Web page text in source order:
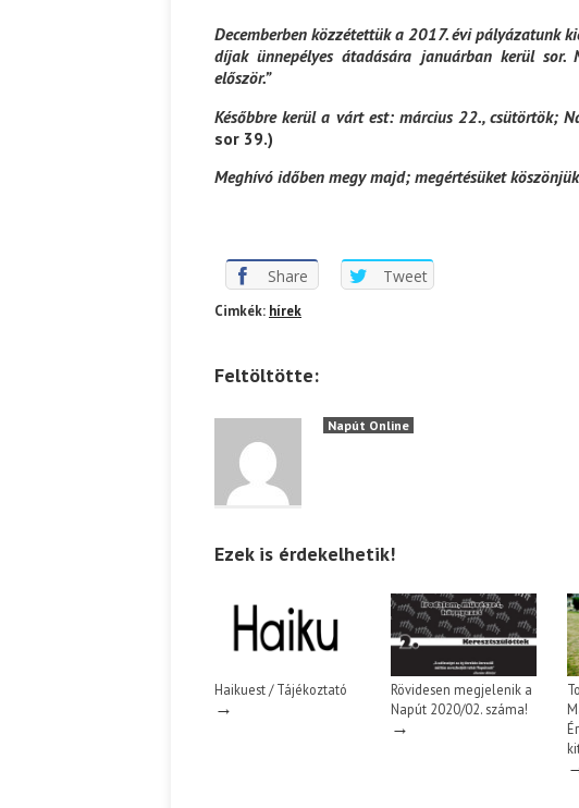
Decemberben közzétettük a 2017. évi pályázatunk
díjak ünnepélyes átadására januárban kerül
először.”
Későbbre kerül a várt est: március 22., csütörtök;
sor 39.)
Meghívó időben megy majd; megértésüket
Share Tweet
Cimkék: hírek
Feltöltötte:
Napút Online
Ezek is érdekelhetik!
Haikuest / Tájékoztató
→
Rövidesen megjelenik a
Napút 2020/02. száma!
→
Káplán Géza: Erotikai kalauz